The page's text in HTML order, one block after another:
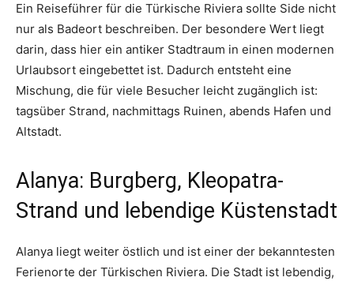
Ein Reiseführer für die Türkische Riviera sollte Side nicht
nur als Badeort beschreiben. Der besondere Wert liegt
darin, dass hier ein antiker Stadtraum in einen modernen
Urlaubsort eingebettet ist. Dadurch entsteht eine
Mischung, die für viele Besucher leicht zugänglich ist:
tagsüber Strand, nachmittags Ruinen, abends Hafen und
Altstadt.
Alanya: Burgberg, Kleopatra-
Strand und lebendige Küstenstadt
Alanya liegt weiter östlich und ist einer der bekanntesten
Ferienorte der Türkischen Riviera. Die Stadt ist lebendig,